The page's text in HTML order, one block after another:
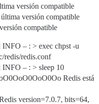
versión compatible
versión compatible
compatible
INFO – : > exec chpst -u
redis/redis.conf
INFO – : > sleep 10
Redis está
version=7.0.7, bits=64,